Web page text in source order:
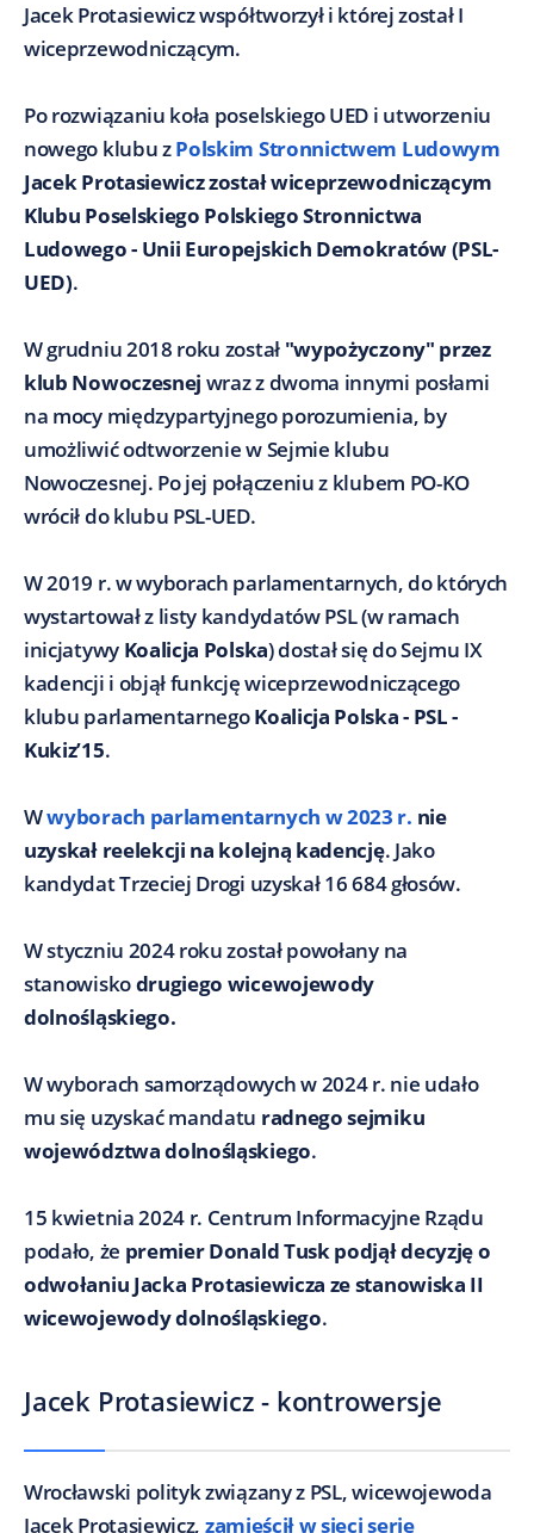
Jacek Protasiewicz współtworzył i której został I
wiceprzewodniczącym.
Po rozwiązaniu koła poselskiego UED i utworzeniu
nowego klubu zPolskim Stronnictwem Ludowym
Jacek Protasiewicz został wiceprzewodniczącym
Klubu Poselskiego Polskiego Stronnictwa
Ludowego - Unii Europejskich Demokratów (PSL-
UED).
W grudniu 2018 roku został "wypożyczony" przez
klub Nowoczesnej wraz z dwoma innymi posłami
na mocy międzypartyjnego porozumienia, by
umożliwić odtworzenie w Sejmie klubu
Nowoczesnej. Po jej połączeniu z klubem PO-KO
wrócił do klubu PSL-UED.
W 2019 r. w wyborach parlamentarnych, do których
wystartował z listy kandydatów PSL (w ramach
inicjatywy Koalicja Polska) dostał się do Sejmu IX
kadencji i objął funkcję wiceprzewodniczącego
klubu parlamentarnegoKoalicja Polska - PSL -
Kukiz’15.
Wwyborach parlamentarnych w 2023 r. nie
uzyskał reelekcji na kolejną kadencję. Jako
kandydat Trzeciej Drogi uzyskał 16 684 głosów.
W styczniu 2024 roku został powołany na
stanowiskodrugiego wicewojewody
dolnośląskiego.
W wyborach samorządowych w 2024 r. nie udało
mu się uzyskać mandatu radnego sejmiku
województwa dolnośląskiego.
15 kwietnia 2024 r. Centrum Informacyjne Rządu
podało, że premier Donald Tusk podjął decyzję o
odwołaniu Jacka Protasiewicza ze stanowiska II
wicewojewody dolnośląskiego.
Jacek Protasiewicz - kontrowersje
Wrocławski polityk związany z PSL, wicewojewoda
Jacek Protasiewicz, zamieścił w sieci serię